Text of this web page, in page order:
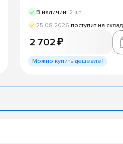
В наличии: 2 шт
25.08.2026 поступит на склад
2 702 ₽
Можно купить дешевле!